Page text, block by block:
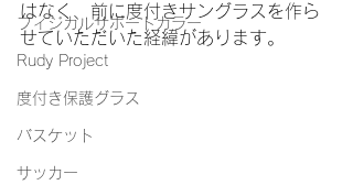
フィジカルサポートカラー
Rudy Project
度付き保護グラス
バスケット
サッカー
はなく、前に度付きサングラスを作ら
せていただいた経緯があります。